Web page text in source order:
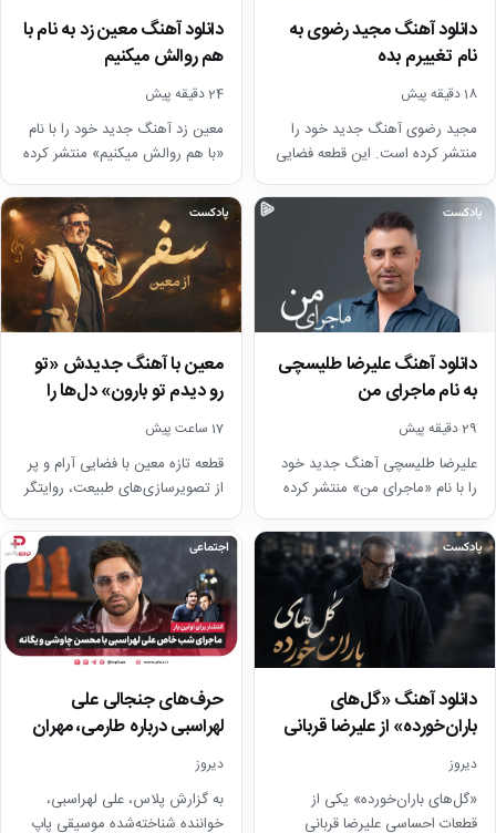
دانلود آهنگ مجید رضوی به
نام تغییرم بده
18 دقیقه پیش
مجید رضوی آهنگ جدید خود را
منتشر کرده است. این قطعه فضایی
عاشقانه و احساسی دارد و درباره…
دانلود آهنگ معین زد به نام با
هم روالش میکنیم
24 دقیقه پیش
معین زد آهنگ جدید خود را با نام
«با هم روالش میکنیم» منتشر کرده
است. این قطعه فضایی…
پادکست
دانلود آهنگ علیرضا طلیسچی
به نام ماجرای من
29 دقیقه پیش
علیرضا طلیسچی آهنگ جدید خود
را با نام «ماجرای من» منتشر کرده
است. این قطعه در فضای
موسیقی…
پادکست
معین با آهنگ جدیدش «تو
رو دیدم تو بارون» دل‌ها را
به…
17 ساعت پیش
قطعه تازه معین با فضایی آرام و پر
از تصویرسازی‌های طبیعت، روایتگر
عشقی عمیق و پر از دلتنگی…
پادکست
دانلود آهنگ «گل‌های
باران‌خورده» از علیرضا قربانی
دیروز
«گل‌های باران‌خورده» یکی از
قطعات احساسی علیرضا قربانی
اجتماعی
حرف‌های جنجالی علی
لهراسبی درباره طارمی، مهران
مدیری و شروع دوباره
کنسرت‌ها
دیروز
به گزارش پلاس، علی لهراسبی،
خواننده شناخته‌شده موسیقی پاپ